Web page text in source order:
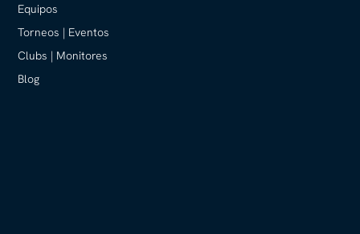
Equipos
Torneos | Eventos
Clubs | Monitores
Blog